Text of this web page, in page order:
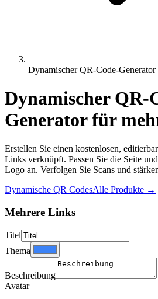
Dynamischer QR-Code-
Dynamischer QR-
Generator für
Erstellen Sie einen kostenlosen,
Links verknüpft. Passen Sie die Seite
Logo an. Verfolgen Sie Scans und
Dynamische QR CodesAlle Produkte →
Mehrere Links
Titel
Thema
Beschreibung
Avatar